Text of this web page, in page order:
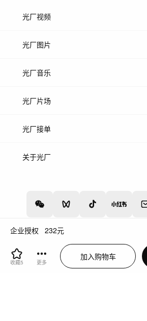
企业授权 232元
收藏5 更多
加入购物车
光厂视频
上传视频
光厂图片
上传图片
光厂音乐
热门音乐
光厂片场
上传案例
光厂接单
上架服务
关于光厂
增值电信业务经营许可证：川B2-20160192
川公网安备51019002000262
违法和